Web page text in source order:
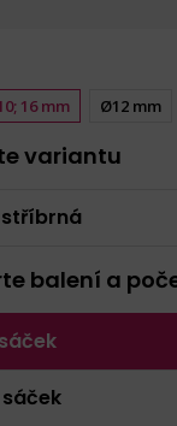
16 mm Ø12 mm
variantu
stříbrná
balení a
sáček